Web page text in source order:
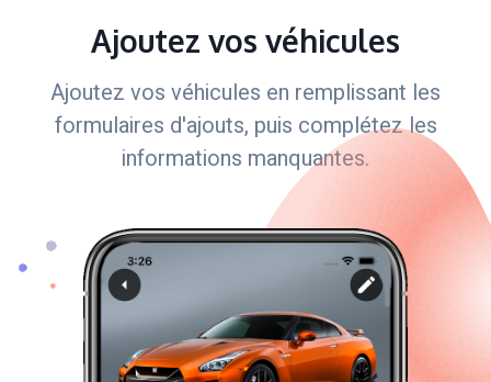
Ajoutez vos véhicules
Ajoutez vos véhicules en remplissant les
formulaires d'ajouts, puis complétez les
informations manquantes.